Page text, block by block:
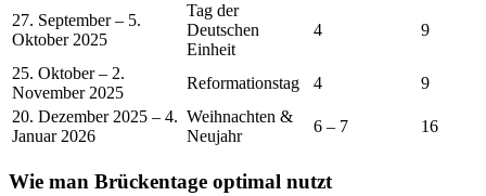
27. September – 5.
Oktober 2025
Tag der
Deutschen
Einheit
4 9
25. Oktober – 2.
November 2025
Reformationstag 4
9
20. Dezember 2025 – 4.
Januar 2026
Weihnachten &
Neujahr
6 – 7 16
Wie man Brückentage optimal nutzt